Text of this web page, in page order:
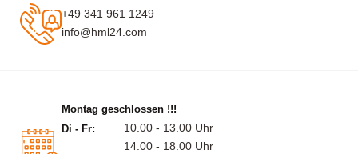
+49 341 961 1249
info@hml24.com
Montag geschlossen !!!
Di - Fr:
10.00 - 13.00 Uhr
14.00 - 18.00 Uhr